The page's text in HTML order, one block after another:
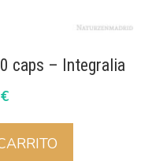
caps – Integralia
€